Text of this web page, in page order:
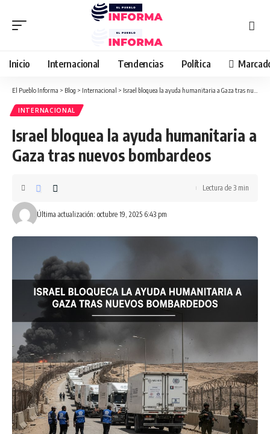
Inicio Internacional Tendencias Política
El Pueblo Informa > Blog > Internacional > Israel bloquea la ayuda humanitaria a Gaza tras nuevos bombardeos
INTERNACIONAL
Israel bloquea la ayuda humanitaria a
Gaza tras nuevos bombardeos
Última actualización: octubre 19, 2025 6:43 pm
Lectura de 3 min